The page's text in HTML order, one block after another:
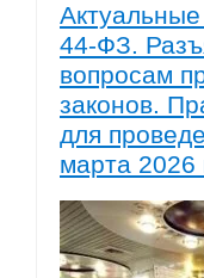
44-ФЗ.
вопросам
законов.
для
марта 2026